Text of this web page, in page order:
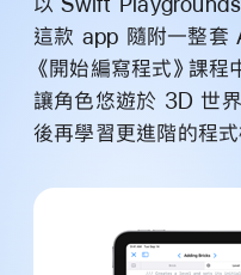
以 Swift Playgrounds
這款 app 隨附一整套
《開始編寫程式》課
讓角色悠遊於 3D 世界
後再學習更進階的程式